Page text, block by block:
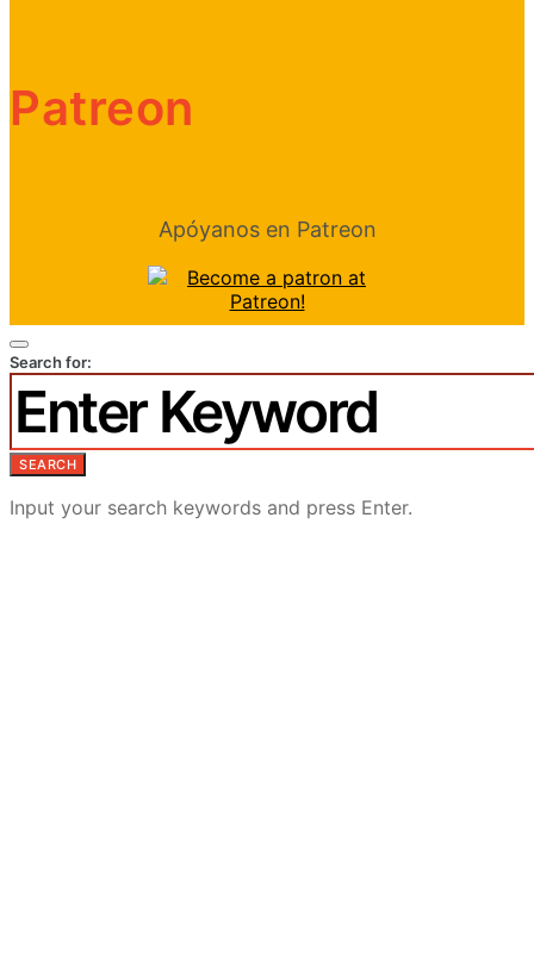
Patreon
Apóyanos en Patreon
Search for:
SEARCH
Input your search keywords and press Enter.